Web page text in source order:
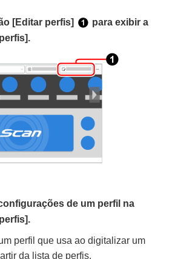
[Editar perfis]
para exibir a
de um perfil na
perfil que usa ao digitalizar um
da lista de perfis.